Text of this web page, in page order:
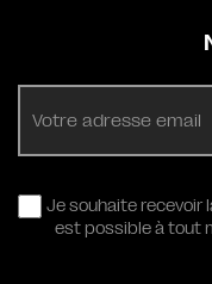
Je souhaite recevoir
est possible à tout